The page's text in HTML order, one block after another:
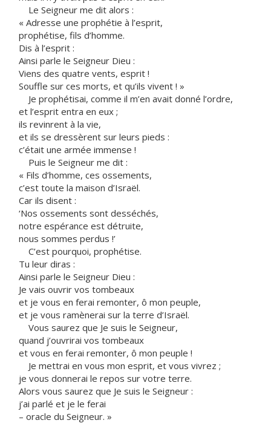
Le Seigneur me dit alors :
« Adresse une prophétie à l’esprit,
prophétise, fils d’homme.
Dis à l’esprit :
Ainsi parle le Seigneur Dieu :
Viens des quatre vents, esprit !
Souffle sur ces morts, et qu’ils vivent ! »
Je prophétisai, comme il m’en avait donné l’ordre,
et l’esprit entra en eux ;
ils revinrent à la vie,
et ils se dressèrent sur leurs pieds :
c’était une armée immense !
Puis le Seigneur me dit :
« Fils d’homme, ces ossements,
c’est toute la maison d’Israël.
Car ils disent :
‘Nos ossements sont desséchés,
notre espérance est détruite,
nous sommes perdus !’
C’est pourquoi, prophétise.
Tu leur diras :
Ainsi parle le Seigneur Dieu :
Je vais ouvrir vos tombeaux
et je vous en ferai remonter, ô mon peuple,
et je vous ramènerai sur la terre d’Israël.
Vous saurez que Je suis le Seigneur,
quand j’ouvrirai vos tombeaux
et vous en ferai remonter, ô mon peuple !
Je mettrai en vous mon esprit, et vous vivrez ;
je vous donnerai le repos sur votre terre.
Alors vous saurez que Je suis le Seigneur :
j’ai parlé et je le ferai
– oracle du Seigneur. »